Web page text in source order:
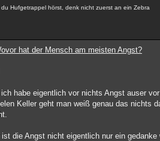
du Hufgetrappel hörst, denk nicht zuerst an ein Zebra
hat der Mensch am meisten Angst?
habe eigentlich vor nichts Angst auser
Keller geht man weiß genau das nichts
ist die Angst nicht eigentlich nur ein